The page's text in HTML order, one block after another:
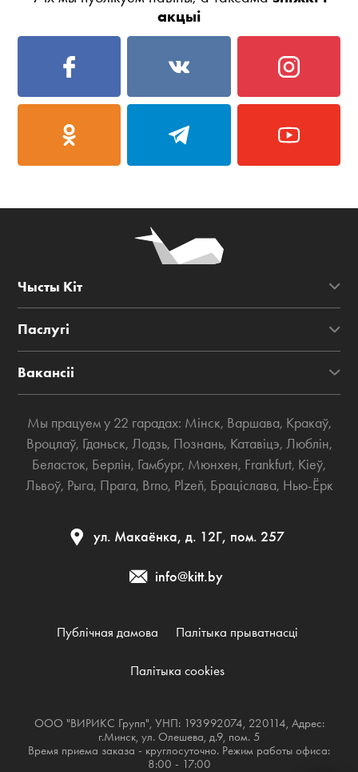
акцыі
Чысты Кіт
Паслугі
Вакансіі
Мы працуем у 22 гарадах: Мінск, Варшава, Кракаў,
Вроцлаў, Гданьск, Лодзь, Познань, Катавіцэ, Люблін,
Беласток, Берлін, Гамбург, Мюнхен, Frankfurt, Кіеў,
Львоў, Рыга, Прага, Brno, Plzeň, Браціслава, Нью-Ёрк
ул. Макаёнка, д. 12Г, пом. 257
info@kitt.by
Публічная дамова Палітыка прыватнасці
Палітыка cookies
ООО "ВИРИКС Групп", УНП: 193992074, 220114, Адрес:
г.Минск, ул. Олешева, д.9, пом. 5
Время приема заказа - круглосуточно. Режим работы офиса:
8:00 - 17:00